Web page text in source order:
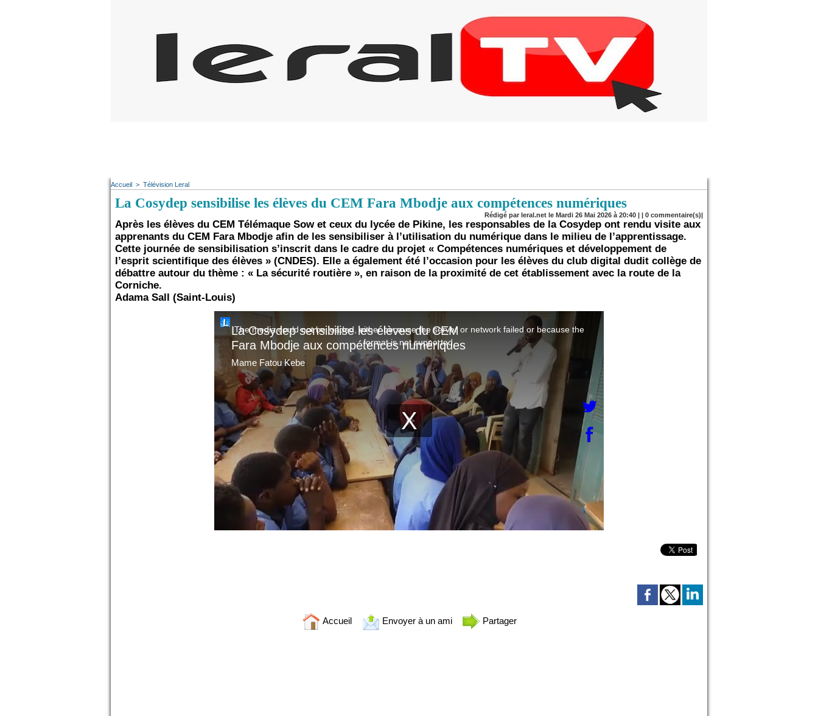
Accueil > Télévision Leral
La Cosydep sensibilise les élèves du CEM Fara Mbodje aux compétences numériques
Rédigé par leral.net le Mardi 26 Mai 2026 à 20:40 | | 0 commentaire(s)|
Après les élèves du CEM Télémaque Sow et ceux du lycée de Pikine, les responsables de la Cosydep ont rendu visite aux
apprenants du CEM Fara Mbodje afin de les sensibiliser à l’utilisation du numérique dans le milieu de l’apprentissage.
Cette journée de sensibilisation s’inscrit dans le cadre du projet « Compétences numériques et développement de
l’esprit scientifique des élèves » (CNDES). Elle a également été l’occasion pour les élèves du club digital dudit collège de
débattre autour du thème : « La sécurité routière », en raison de la proximité de cet établissement avec la route de la
Corniche.
Adama Sall (Saint-Louis)
Accueil Envoyer à un ami Partager